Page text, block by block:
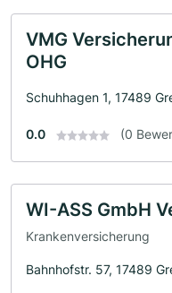
VMG
OHG
Schuhhagen 1, 17489
0.0 (0
WI-ASS GmbH
Krankenversicherung
Bahnhofstr. 57, 17489